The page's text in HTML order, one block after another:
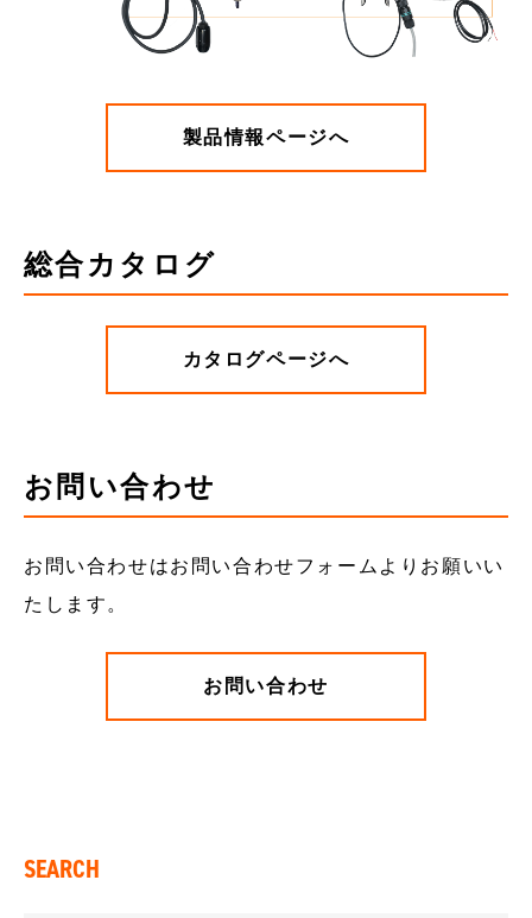
製品情報ページへ
総合カタログ
カタログページへ
お問い合わせ
お問い合わせはお問い合わせフォームよりお願いい
たします。
お問い合わせ
SEARCH